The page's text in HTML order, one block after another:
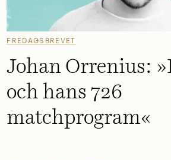
FREDAGSBREVET
Johan Orrenius:
och hans 726
matchprogram«